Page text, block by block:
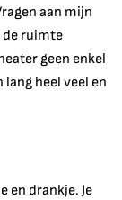
aan mijn
de ruimte
geen enkel
heel veel en
en drankje. Je